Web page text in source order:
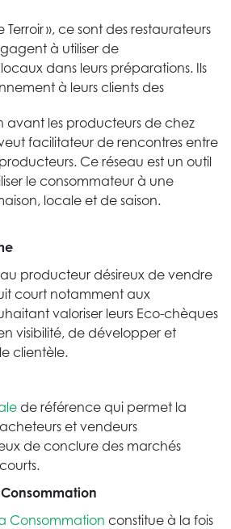
Terroir », ce sont des restaurateurs
à utiliser de
dans leurs préparations. Ils
à leurs clients des
avant les producteurs de chez
facilitateur de rencontres entre
Ce réseau est un outil
le consommateur à une
locale et de saison.
producteur désireux de vendre
court notamment aux
valoriser leurs Eco-chèques
visibilité, de développer et
clientèle.
de référence qui permet la
et vendeurs
de conclure des marchés
Consommation constitue à la fois